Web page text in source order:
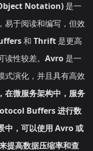
Notation) 是一
易于阅读和编写，但效
和 Thrift 是更高
性较差。 Avro 是一
式演化，并且具有高效
在微服务架构中，服务
Buffers 进行数
中，可以使用 Avro 或
提高数据压缩率和查